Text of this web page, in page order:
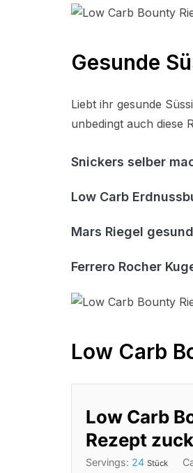
Gesunde
Liebt ihr gesunde
unbedingt auch diese
Snickers selber
Low Carb
Mars Riegel
Ferrero Rocher
Low Carb
Low Carb
Rezept
Servings: 24 Stück